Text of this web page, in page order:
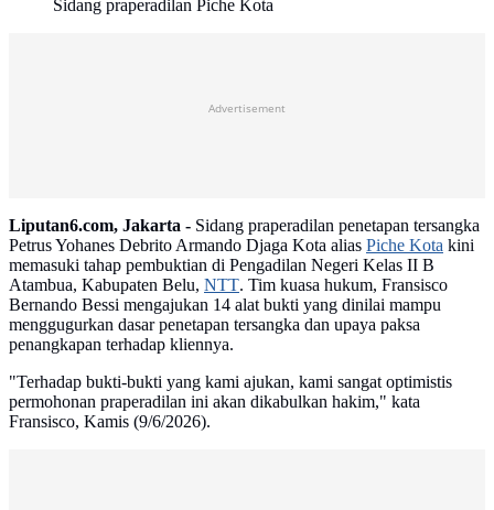
Sidang praperadilan Piche Kota
Advertisement
Liputan6.com, Jakarta - Sidang praperadilan penetapan tersangka
Petrus Yohanes Debrito Armando Djaga Kota alias Piche Kota kini
memasuki tahap pembuktian di Pengadilan Negeri Kelas II B
Atambua, Kabupaten Belu, NTT. Tim kuasa hukum, Fransisco
Bernando Bessi mengajukan 14 alat bukti yang dinilai mampu
menggugurkan dasar penetapan tersangka dan upaya paksa
penangkapan terhadap kliennya.
"Terhadap bukti-bukti yang kami ajukan, kami sangat optimistis
permohonan praperadilan ini akan dikabulkan hakim," kata
Fransisco, Kamis (9/6/2026).